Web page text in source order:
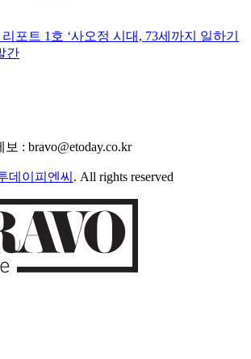
포트 1호 ‘사오정 시대, 73세까지 일하기
간
: bravo@etoday.co.kr
데이피엔씨 . All rights reserved